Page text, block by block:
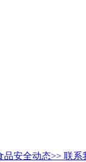
品安全动态>> 联系